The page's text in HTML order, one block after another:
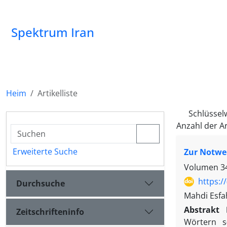
Spektrum Iran
Heim
Artikelliste
Anzahl der
Zur
Volumen
https://
Mahdi
Abstrakt
Wörtern
Erweiterte Suche
Durchsuche
Zeitschrifteninfo